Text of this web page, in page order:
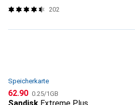
202
Speicherkarte
CHF
62.90 CHF
0.25/1GB